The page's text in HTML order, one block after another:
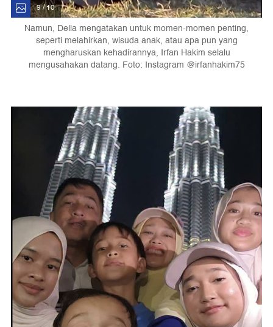
9 / 10
Namun, Della mengatakan untuk momen-momen penting,
seperti melahirkan, wisuda anak, atau apa pun yang
mengharuskan kehadirannya, Irfan Hakim selalu
mengusahakan datang. Foto: Instagram @irfanhakim75